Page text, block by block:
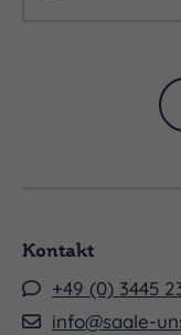
Kontakt
+49 (0) 3445
info@saale-